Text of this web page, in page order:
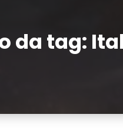
da tag: